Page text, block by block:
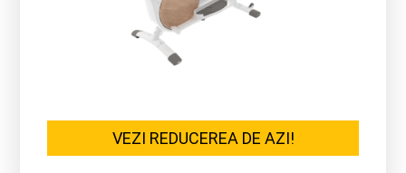
VEZI REDUCEREA DE AZI!